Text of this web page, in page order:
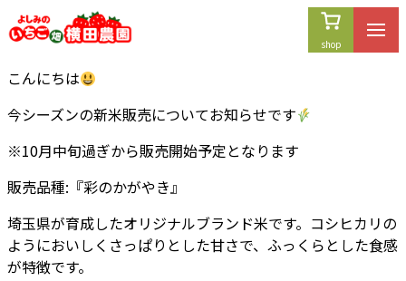
内
容
ス
キ
ッ
プ
こんにちは
今シーズンの新米販売についてお知らせです
※10月中旬過ぎから販売開始予定となります
販売品種:『彩のかがやき』
埼玉県が育成したオリジナルブランド米です。コシヒカリの
ようにおいしくさっぱりとした甘さで、ふっくらとした食感
が特徴です。